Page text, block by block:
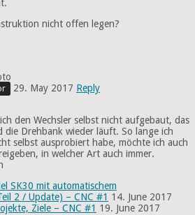
nicht offen legen?
29. May 2017 Reply
den Wechsler selbst nicht aufgebaut, das
die Drehbank wieder läuft. So lange ich
selbst ausprobiert habe, möchte ich auch
in welcher Art auch immer.
SK30 mit automatischem
2 / Update) – CNC #1 14. June 2017
Ziele – CNC #1 19. June 2017